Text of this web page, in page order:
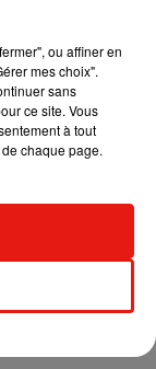
Styleto
clip
dans son nouvel
ou affiner en
mes choix".
sans
ce site. Vous
à tout
chaque page.